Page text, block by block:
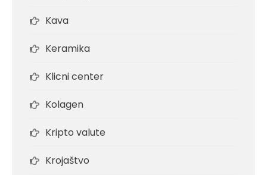
Kava
Keramika
Klicni center
Kolagen
Kripto valute
Krojaštvo